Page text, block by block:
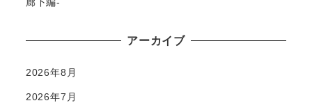
アーカイブ
2026年8月
2026年7月